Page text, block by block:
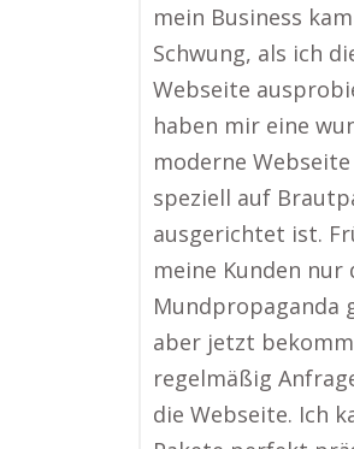
mein Business
Schwung, als ich
Webseite
haben mir eine
moderne
speziell auf
ausgerichtet ist.
meine Kunden nur
Mundpropaganda
aber jetzt
regelmäßig
die Webseite. Ich